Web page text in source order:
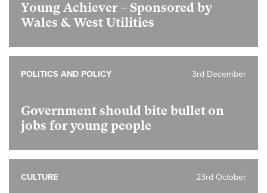
Young Achiever – Sponsored by
Wales & West Utilities
Government should bite bullet on
jobs for young people
3rd December
POLITICS AND POLICY
23rd October
CULTURE